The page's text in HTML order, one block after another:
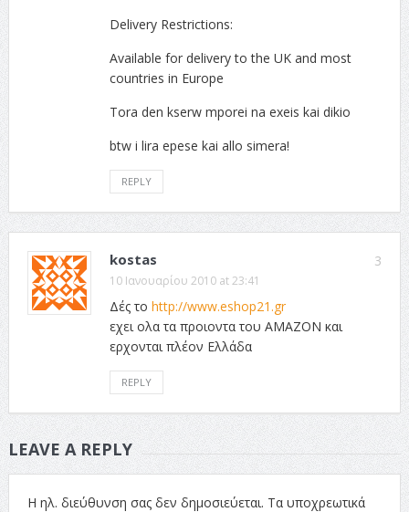
Delivery Restrictions:
Available for delivery to the UK and most
countries in Europe
Tora den kserw mporei na exeis kai dikio
btw i lira epese kai allo simera!
REPLY
3
kostas
10 Ιανουαρίου 2010 at 23:41
Δές το http://www.eshop21.gr
εχει ολα τα προιοντα του ΑΜΑΖΟΝ και
ερχονται πλέον Ελλάδα
REPLY
LEAVE A REPLY
Η ηλ. διεύθυνση σας δεν δημοσιεύεται. Τα υποχρεωτικά